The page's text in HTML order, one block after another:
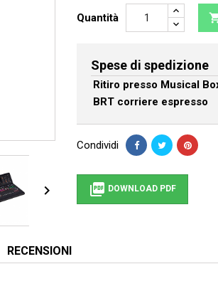

Quantità
Spese di spedizione
Ritiro presso Musical
BRT corriere espresso
Condividi
 DOWNLOAD PDF
RECENSIONI